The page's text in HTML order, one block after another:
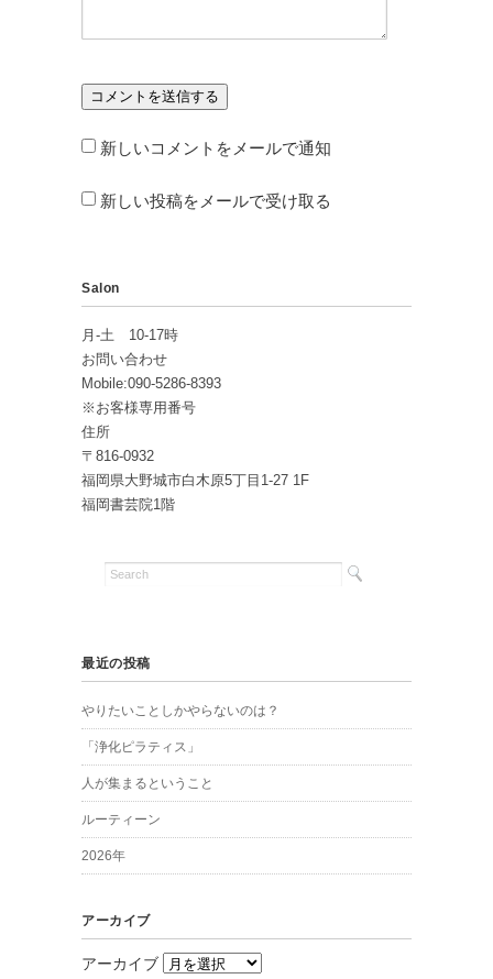
新しいコメントをメールで通知
新しい投稿をメールで受け取る
Salon
月-土 10-17時
お問い合わせ
Mobile:090-5286-8393
※お客様専用番号
住所
〒816-0932
福岡県大野城市白木原5丁目1-27 1F
福岡書芸院1階
最近の投稿
やりたいことしかやらないのは？
「浄化ピラティス」
人が集まるということ
ルーティーン
2026年
アーカイブ
アーカイブ